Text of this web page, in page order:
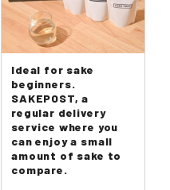
Ideal for sake
beginners.
SAKEPOST, a
regular delivery
service where you
can enjoy a small
amount of sake to
compare.